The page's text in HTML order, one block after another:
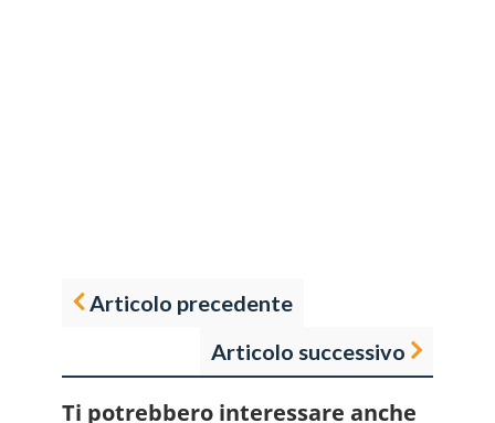
Articolo precedente
Articolo successivo
Ti potrebbero interessare anche